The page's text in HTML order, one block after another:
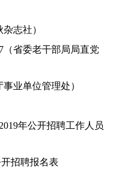
志社）
（省委老干部局局直党
业单位管理处）
年公开招聘工作人员
招聘报名表